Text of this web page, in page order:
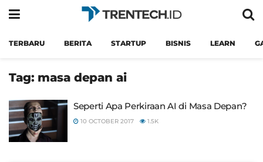
TERBARU BERITA STARTUP BISNIS LEARN
Tag: masa depan ai
Seperti Apa Perkiraan AI di Masa Depan?
10 OCTOBER 2017 1.5K